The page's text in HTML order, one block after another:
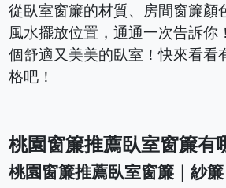
從臥室窗簾的材質、房間窗簾顏
風水擺放位置，通通一次告訴你
個舒適又美美的臥室！快來看看
格吧！
桃園窗簾推薦臥室窗簾有
桃園窗簾推薦臥室窗簾｜紗簾